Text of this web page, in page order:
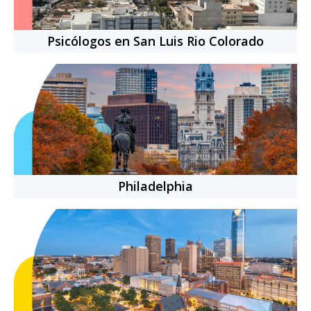
Problemas familiares
Terapia de pareja Ver más
Idiomas:Español, Inglés
Nacionalidad:Mexicana
11añosde experiencia
+2700citas completadas
Psicólogos en San Luis Rio Colorado
Philadelphia